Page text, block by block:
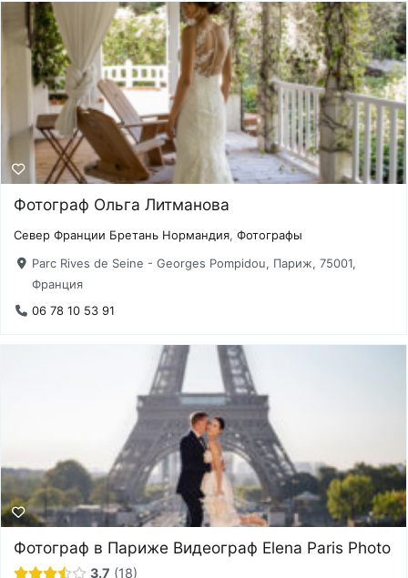
Фотограф Ольга Литманова
Север Франции Бретань Нормандия,Фотографы
Parc Rives de Seine - Georges Pompidou, Париж, 75001,
Франция
06 78 10 53 91
Фотограф в Париже Видеограф Elena Paris Photo
3.7 18